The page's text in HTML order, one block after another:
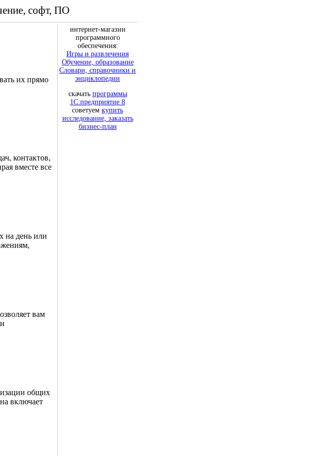
софт, ПО
их прямо
контактов,
вместе все
на день или
вам
общих
включает
интернет-магазин
программного
обеспечения:
Игры и развлечения
Обучение, образование
Словари, справочники и
энциклопедии
скачать программы
1С:предприятие 8
советуем купить
исследование, заказать
бизнес-план